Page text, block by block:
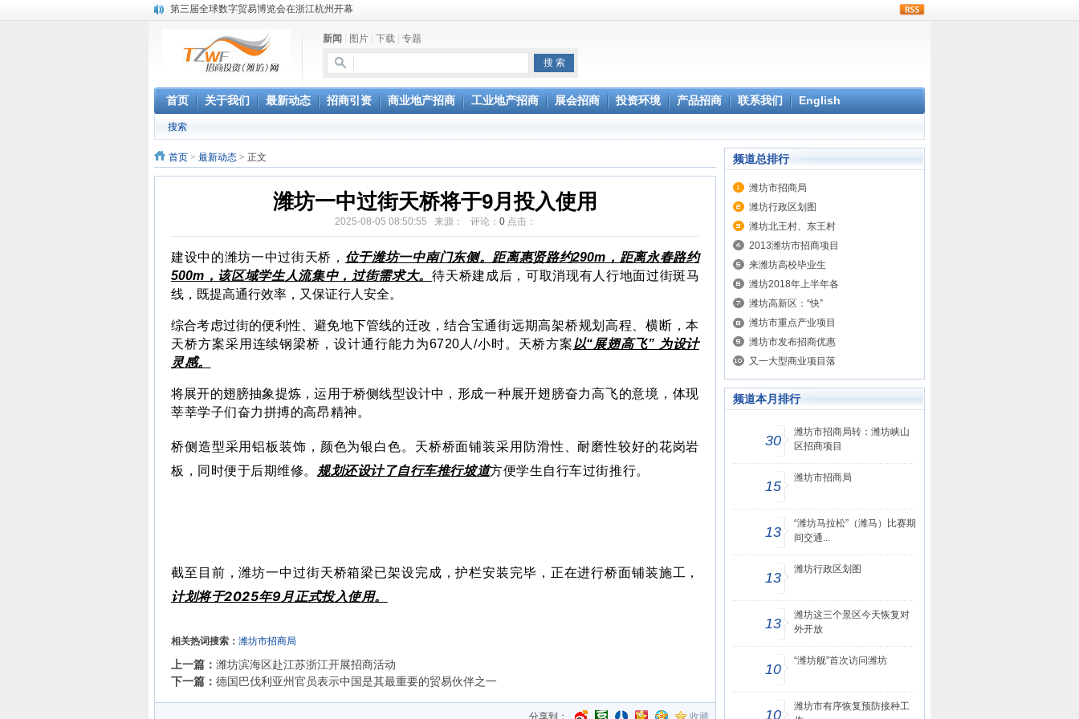
第三届全球数字贸易博览会在浙江杭州开幕
潍坊招商局讯：2024中日韩产业合作发展论坛开幕
昌乐大项目“拔节生长”赋能高质量发展
格润麦尔高端淀粉预混料智能制造项目顺利通过验收
潍坊招商局转：潍坊的冬日“秋景”
潍坊招商局转：潍坊历史名人--燕肃
香港上市公司投资信息
欢聚潍坊·2024青岛啤酒 畅享节今晚启幕
新闻 图片 下载 专题
首页 关于我们 最新动态 招商引资 商业地产招商 工业地产招商 展会招商 投资环境 产品招商 联系我们 English
搜索
首页 > 最新动态 > 正文
潍坊一中过街天桥将于9月投入使用
2025-08-05 08:50:55 来源： 评论： 0点击：
建设中的潍坊一中过街天桥， 位于潍坊一中南门东侧。距离惠贤路约290m，距离永春路约
500m，该区域学生人流集中，过街需求大。待天桥建成后，可取消现有人行地面过街斑马
线，既提高通行效率，又保证行人安全。
综合考虑过街的便利性、避免地下管线的迁改，结合宝通街远期高架桥规划高程、横断，本
天桥方案采用连续钢梁桥，设计通行能力为6720人/小时。 天桥方案以“展翅高飞” 为设计
灵感。
将展开的翅膀抽象提炼，运用于桥侧线型设计中， 形成一种展开翅膀奋力高飞的意境， 体现
莘莘学子们奋力拼搏的高昂精神。
桥侧造型采用铝板装饰，颜色为银白色。 天桥桥面铺装采用防滑性、耐磨性较好的花岗岩
板， 同时便于后期维修。 规划还设计了自行车推行坡道方便学生自行车过街推行。
截至目前，潍坊一中过街天桥箱梁已架设完成，护栏安装完毕，正在进行桥面铺装施工，
计划将于2025年9月正式投入使用。
相关热词搜索： 潍坊市招商局
上一篇： 潍坊滨海区赴江苏浙江开展招商活动
下一篇： 德国巴伐利亚州官员表示中国是其最重要的贸易伙伴之一
分享到： 收藏
频道总排行
潍坊市招商局
潍坊行政区划图
潍坊北王村、东王村
2013潍坊市招商项目
来潍坊高校毕业生
潍坊2018年上半年各
潍坊高新区：“快”
潍坊市重点产业项目
潍坊市发布招商优惠
又一大型商业项目落
频道本月排行
30
潍坊市招商局转：潍坊峡山
区招商项目
15
潍坊市招商局
13
“潍坊马拉松”（潍马）比赛期
间交通...
13
潍坊行政区划图
13
潍坊这三个景区今天恢复对
外开放
10
“潍坊舰”首次访问潍坊
10
潍坊市有序恢复预防接种工